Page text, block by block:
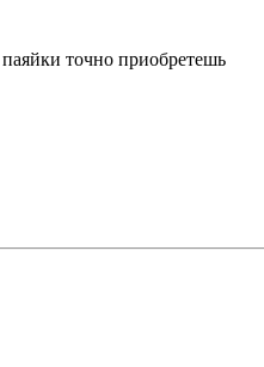
точно приобретешь